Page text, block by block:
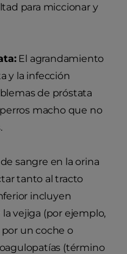
para miccionar y
El agrandamiento
y la infección
de próstata
macho que no
sangre en la orina
tanto al tracto
incluyen
vejiga (por ejemplo,
un coche o
(término